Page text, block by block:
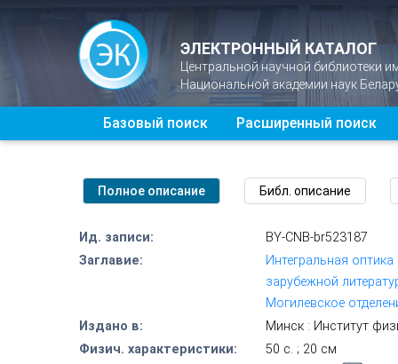
ЭЛЕКТРОННЫЙ КАТАЛОГ
Центральной научной библиотеки
Национальной академии наук
Базовый поиск Расширенный поиск
Ид. записи:
BY-CNB-br523187
Заглавие:
Интегральная
зарубежной
Могилевское
Издано в:
Минск : Институт
Физич. характеристики:
50 с. ; 20 см